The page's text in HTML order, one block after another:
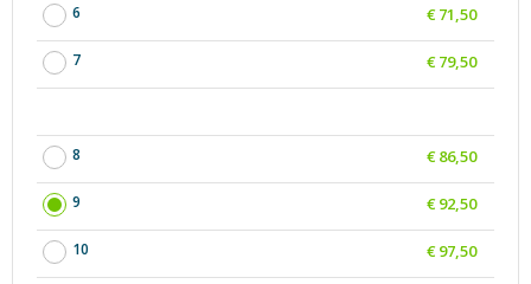
6
7
€ 71,50
€ 79,50
8
9
10
€ 86,50
€ 92,50
€ 97,50